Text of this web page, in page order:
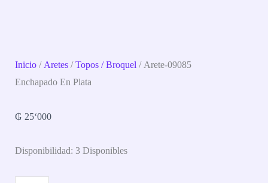
Inicio /Aretes /Topos / Broquel / Arete-09085
Enchapado En Plata
₲ 25‘000
Disponibilidad: 3 Disponibles